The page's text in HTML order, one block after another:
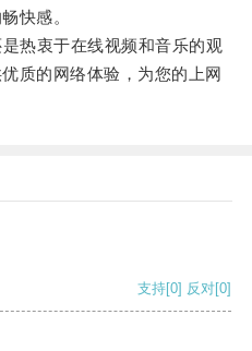
快感。
衷于在线视频和音乐的观
质的网络体验，为您的上网
支持[0] 反对[0]